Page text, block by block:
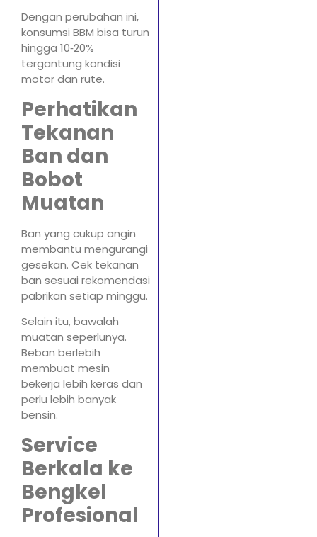
Dengan perubahan ini,
konsumsi BBM bisa turun
hingga 10‑20%
tergantung kondisi
motor dan rute.
Perhatikan
Tekanan
Ban dan
Bobot
Muatan
Ban yang cukup angin
membantu mengurangi
gesekan. Cek tekanan
ban sesuai rekomendasi
pabrikan setiap minggu.
Selain itu, bawalah
muatan seperlunya.
Beban berlebih
membuat mesin
bekerja lebih keras dan
perlu lebih banyak
bensin.
Service
Berkala ke
Bengkel
Profesional